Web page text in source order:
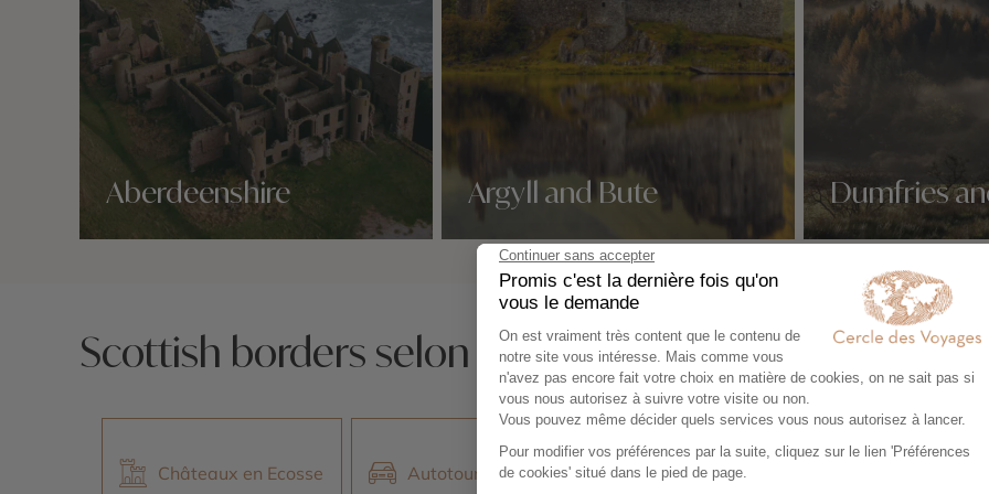
Aberdeenshire Argyll and Bute
Nos 1 idées voyage
Dumfries
Scottish borders selon vos envies
Châteaux en Ecosse Autotour en Écosse
Circuits
accompagnés en
Séjour